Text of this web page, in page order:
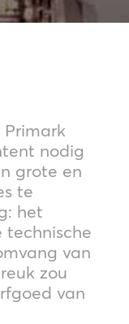
nodig
grote en
te
het
technische
van
zou
van